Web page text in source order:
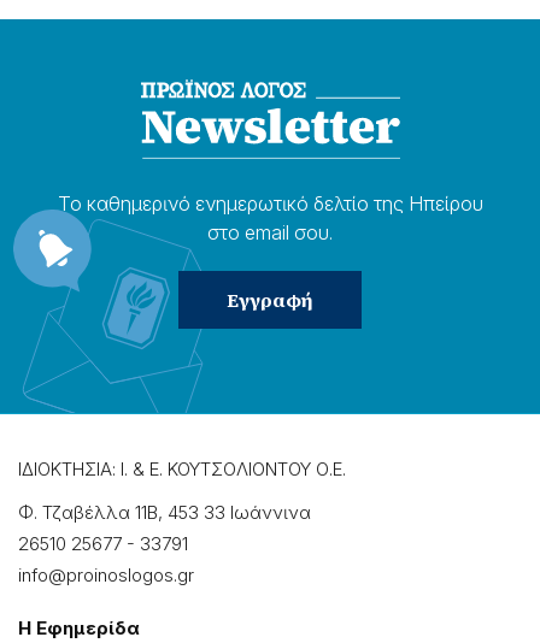
Το καθημερɩνό ενημερωτɩκό δελτίο της Ηπείρου
στο email σου.
ΙΔΙΟΚΤΗΣΙΑ: Ι. & Ε. ΚΟΥΤΣΟΛΙΟΝΤΟΥ Ο.Ε.
Φ. Τζαβέλλα 11Β, 453 33 Ιωάννɩνα
26510 25677 - 33791
info@proinoslogos.gr
Η Εφημερίδα